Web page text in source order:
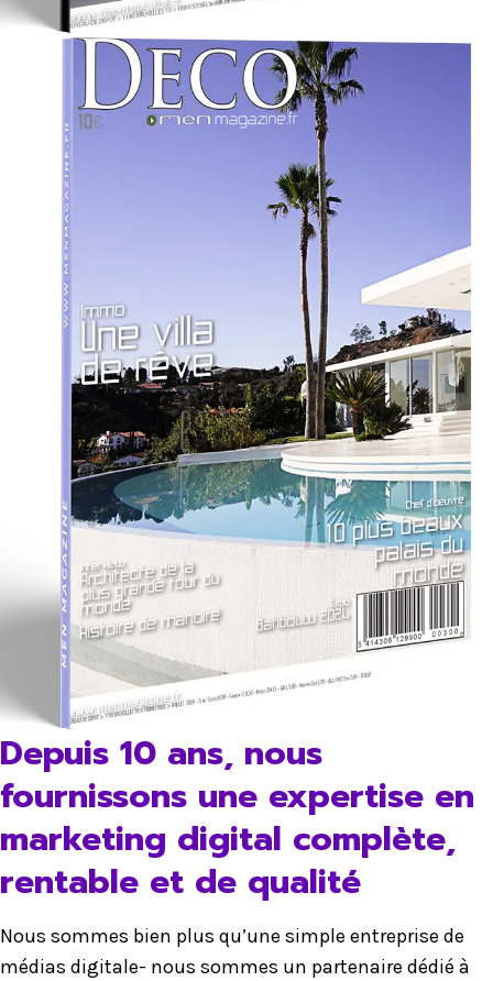
Depuis 10 ans, nous
fournissons une expertise en
marketing digital complète,
rentable et de qualité
Nous sommes bien plus qu’une simple entreprise de
médias digitale- nous sommes un partenaire dédié à